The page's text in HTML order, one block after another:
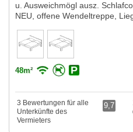
u. Ausweichmögl ausz.
NEU, offene Wendeltreppe,
48m²
3 Bewertungen für alle
Unterkünfte des
Vermieters
9,7